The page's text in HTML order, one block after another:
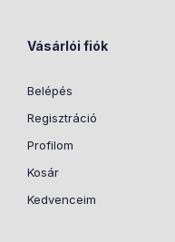
Vásárlói fiók
Belépés
Regisztráció
Profilom
Kosár
Kedvenceim